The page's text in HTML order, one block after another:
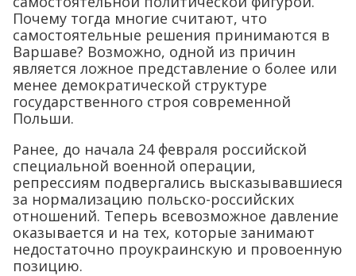
Почему тогда многие считают, что
самостоятельные решения принимаются в
Варшаве? Возможно, одной из причин
является ложное представление о более или
менее демократической структуре
государственного строя современной
Польши.
Ранее, до начала 24 февраля российской
специальной военной операции,
репрессиям подвергались высказывавшиеся
за нормализацию польско-российских
отношений. Теперь всевозможное давление
оказывается и на тех, которые занимают
недостаточно проукраинскую и провоенную
позицию.